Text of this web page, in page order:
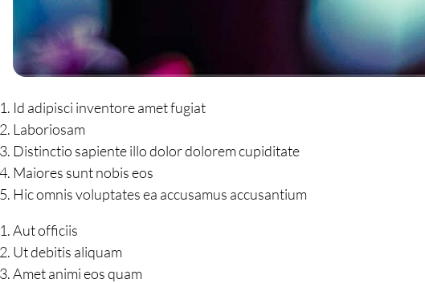
Id adipisci inventore amet fugiat
Laboriosam
Distinctio sapiente illo dolor dolorem cupiditate
Maiores sunt nobis eos
Hic omnis voluptates ea accusamus accusantium
Aut officiis
Ut debitis aliquam
Amet animi eos quam